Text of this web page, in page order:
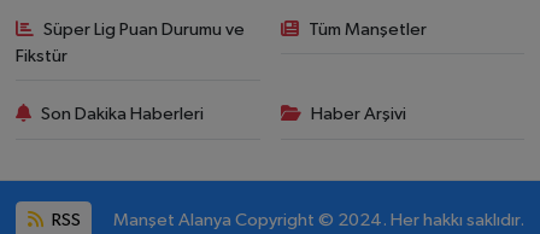
Süper Lig Puan Durumu ve
Fikstür
Tüm Manşetler
Son Dakika Haberleri Haber Arşivi
RSS Manşet Alanya Copyright © 2024. Her hakkı saklıdır.